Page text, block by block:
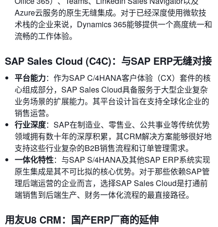
Azure云服务的原生无缝集成。对于已经深度使用微软技
术栈的企业来说，Dynamics 365能够提供一个高度统一和
流畅的工作体验。
SAP Sales Cloud (C4C)：与SAP ERP无缝对接
平台能力：作为SAP C/4HANA客户体验（CX）套件的核
心组成部分，SAP Sales Cloud具备服务于大型企业复杂
业务场景的扩展能力。其平台设计旨在支持全球化企业的
销售运营。
行业深度：SAP在制造业、零售业、公共事业等传统优势
领域拥有数十年的深厚积累，其CRM解决方案能够很好地
支持这些行业复杂的B2B销售流程和订单管理需求。
一体化特性：与SAP S/4HANA及其他SAP ERP系统实现
原生集成是其不可比拟的核心优势。对于那些依赖SAP管
理后端运营的企业而言，选择SAP Sales Cloud是打通前
端销售到后端生产、财务一体化流程的最直接路径。
用友U8 CRM：国产ERP厂商的延伸